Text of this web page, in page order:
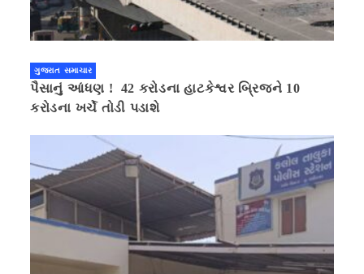
ગુજરાત સમાચાર
પૈસાનું આંધણ ! 42 કરોડના હાટકેશ્વર બ્રિજને 10
કરોડના ખર્ચે તોડી પડાશે